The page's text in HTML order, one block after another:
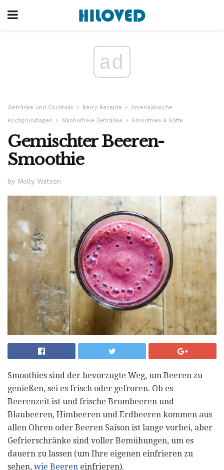
ad
Getränke und Cocktails Berry Rezepte
Amerikanische
Kochgrundlagen
Alkoholfreie Getränke Smoothies & Säfte
Gemischter Beeren-
Smoothie
by Molly Watson
Smoothies sind der bevorzugte Weg, um Beeren zu
genießen, sei es frisch oder gefroren. Ob es
Beerenzeit ist und frische Brombeeren und
Blaubeeren, Himbeeren und Erdbeeren kommen aus
allen Ohren oder Beeren Saison ist lange vorbei, aber
Gefrierschränke sind voller Bemühungen, um es
dauern zu lassen (um Ihre eigenen einfrieren zu
sehen, wie Beeren einfrieren).